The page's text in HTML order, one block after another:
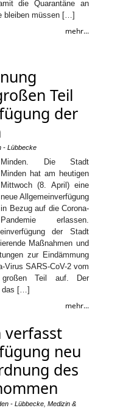
die Quarantäne an
bleiben müssen […]
mehr...
Teil
der
- Lübbecke
Minden. Die Stadt
Minden hat am heutigen
Mittwoch (8. April) eine
neue Allgemeinverfügung
in Bezug auf die Corona-
Pandemie erlassen.
der Stadt
Maßnahmen und
zur Eindämmung
Virus SARS-CoV-2 vom
Teil auf. Der
das […]
mehr...
verfasst
neu
des
- Lübbecke Medizin &